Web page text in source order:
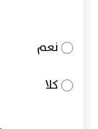
نعم
كلا